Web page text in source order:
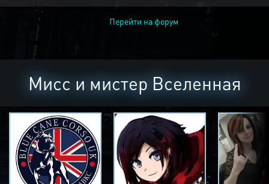
Перейти на форум
Мисс и мистер Вселенная